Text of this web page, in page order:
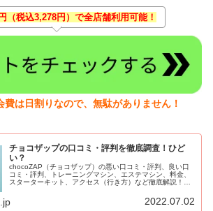
（税込3,278円）で全店舗利用可能！
は日割りなので、無駄がありません！
チョコザップの口コミ・評判を徹底調査！ひど
い？
chocoZAP（チョコザップ）の悪い口コミ・評判、良い口
コミ・評判、トレーニングマシン、エステマシン、料金、
スターターキット、アクセス（行き方）など徹底解説！
ム。月額2,980円（税込3,278円）と圧倒的にコスパがよ
く、セルフエステも導入。
2022.07.02